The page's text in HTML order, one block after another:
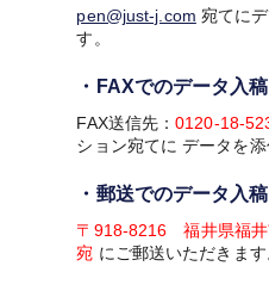
pen@just-j.com 宛てに
す。
・FAXでのデータ入稿
FAX送信先：0120-18-
ション宛てにデータを
・郵送でのデータ入稿
〒918-8216 福井県福井
宛 にご郵送いただきます